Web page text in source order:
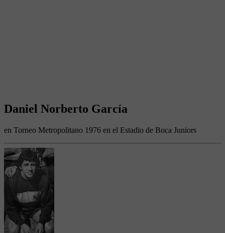
Daniel Norberto García
en Torneo Metropolitano 1976 en el Estadio de Boca Juniors